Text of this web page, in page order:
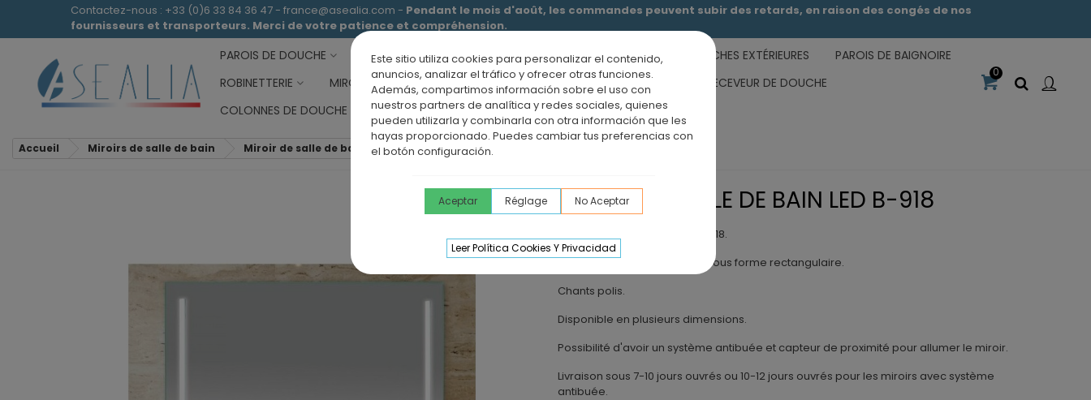
Este sitio utiliza cookies para personalizar el contenido,
anuncios, analizar el tráfico y ofrecer otras funciones.
Además, compartimos información sobre el uso con
nuestros partners de analítica y redes sociales, quienes
pueden utilizarla y combinarla con otra información que les
hayas proporcionado. Puedes cambiar tus preferencias con
el botón configuración.
Aceptar Réglage No Aceptar
Leer Política Cookies Y Privacidad
Contactez-nous : +33 (0)6 33 84 36 47 - france@asealia.com - Pendant le mois d'août, les commandes peuvent subir des retards, en raison des congés de nos
fournisseurs et transporteurs. Merci de votre patience et compréhension.
PAROIS DE DOUCHE RECEVEURS DE DOUCHE MEUBLES SALLE DE BAIN DOUCHES EXTÉRIEURES
PAROIS DE BAIGNOIRE
ROBINETTERIE
MIROIRS DE SALLE DE BAIN PANNEAUX MURAUX
OFFRE PAROI + RECEVEUR DE DOUCHE
COLONNES DE DOUCHE
ÉVIERS DE CUISINE BLOG
0
Accueil Miroirs de salle de bain Miroir de salle de bain LED B-918
MIROIR DE SALLE DE BAIN LED B-918
Miroir de salle de bain LED B-918.
Miroir lisse avec lumière LED sous forme rectangulaire.
Chants polis.
Disponible en plusieurs dimensions.
Possibilité d'avoir un système antibuée et capteur de proximité pour allumer le miroir.
Livraison sous 7-10 jours ouvrés ou 10-12 jours ouvrés pour les miroirs avec système
antibuée.